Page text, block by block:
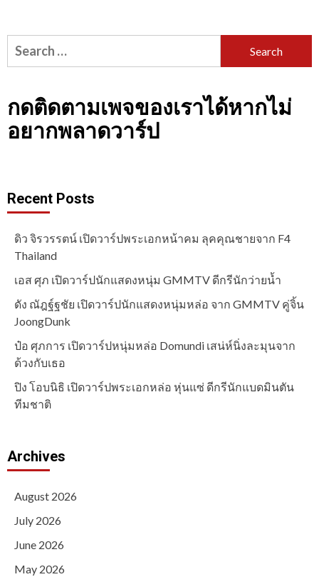
Search
for:
กดติดตามเพจของเราได้หากไม่
อยากพลาดวาร์ป
Recent Posts
ดิว จิรวรรตน์ เปิดวาร์ปพระเอกหน้าคม ลุคคุณชายจาก F4
Thailand
เอส ศุภ เปิดวาร์ปนักแสดงหนุ่ม GMMTV ดีกรีนักว่ายน้ำ
ดัง ณัฎฐ์ฐชัย เปิดวาร์ปนักแสดงหนุ่มหล่อ จาก GMMTV คู่จิ้น
JoongDunk
ป๋อ ศุภการ เปิดวาร์ปหนุ่มหล่อ Domundi เสน่ห์นิ่งละมุนจาก
ด้วงกับเธอ
ปิง โอบนิธิ เปิดวาร์ปพระเอกหล่อ หุ่นแซ่ ดีกรีนักแบดมินตัน
ทีมชาติ
Archives
August 2026
July 2026
June 2026
May 2026